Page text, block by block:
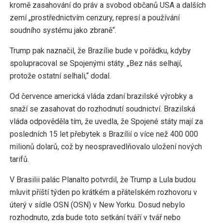
kromě zasahování do práv a svobod občanů USA a dalších
zemí „prostřednictvím cenzury, represí a používání
soudního systému jako zbraně“.
Trump pak naznačil, že Brazílie bude v pořádku, kdyby
spolupracoval se Spojenými státy. „Bez nás selhají,
protože ostatní selhali,“ dodal.
Od července americká vláda zdaní brazilské výrobky a
snaží se zasahovat do rozhodnutí soudnictví. Brazilská
vláda odpověděla tím, že uvedla, že Spojené státy mají za
posledních 15 let přebytek s Brazílií o více než 400 000
milionů dolarů, což by neospravedlňovalo uložení nových
tarifů.
V Brasilii palác Planalto potvrdil, že Trump a Lula budou
mluvit příští týden po krátkém a přátelském rozhovoru v
úterý v sídle OSN (OSN) v New Yorku. Dosud nebylo
rozhodnuto, zda bude toto setkání tváří v tvář nebo